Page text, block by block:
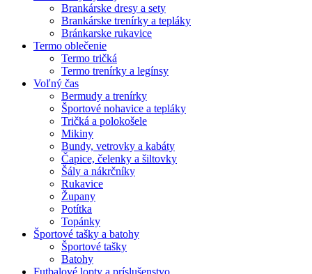
Brankárske dresy a sety
Brankárske trenírky a tepláky
Bránkarske rukavice
Termo oblečenie
Termo tričká
Termo trenírky a legínsy
Voľný čas
Bermudy a trenírky
Športové nohavice a tepláky
Tričká a polokošele
Mikiny
Bundy, vetrovky a kabáty
Čapice, čelenky a šiltovky
Šály a nákrčníky
Rukavice
Župany
Potítka
Topánky
Športové tašky a batohy
Športové tašky
Batohy
Futbalové lopty a príslušenstvo